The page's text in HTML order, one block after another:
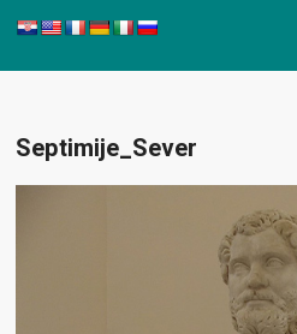
Septimije_Sever